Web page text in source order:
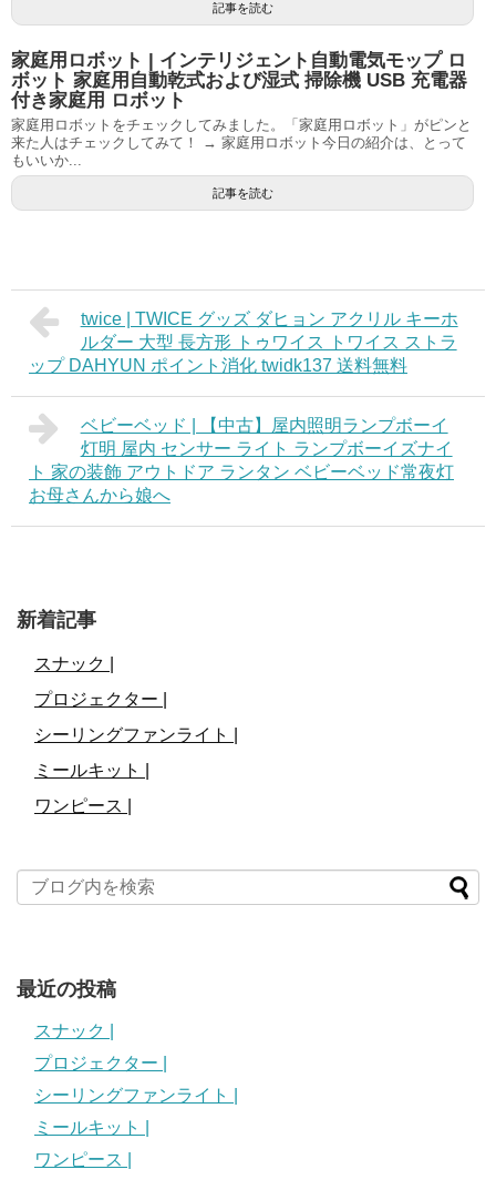
記事を読む
家庭用ロボット | インテリジェント自動電気モップ ロ
ボット 家庭用自動乾式および湿式 掃除機 USB 充電器
付き家庭用 ロボット
家庭用ロボットをチェックしてみました。「家庭用ロボット」がピンと
来た人はチェックしてみて！ → 家庭用ロボット今日の紹介は、とって
もいいか...
記事を読む
twice | TWICE グッズ ダヒョン アクリル キーホ
ルダー 大型 長方形 トゥワイス トワイス ストラ
ップ DAHYUN ポイント消化 twidk137 送料無料
ベビーベッド | 【中古】屋内照明ランプボーイ
灯明 屋内 センサー ライト ランプボーイズナイ
ト 家の装飾 アウトドア ランタン ベビーベッド常夜灯
お母さんから娘へ
新着記事
スナック |
プロジェクター |
シーリングファンライト |
ミールキット |
ワンピース |
最近の投稿
スナック |
プロジェクター |
シーリングファンライト |
ミールキット |
ワンピース |